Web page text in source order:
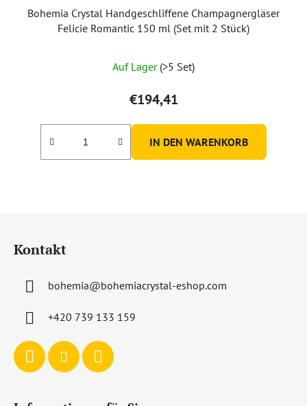
Bohemia Crystal Handgeschliffene Champagnergläser
Felicie Romantic 150 ml (Set mit 2 Stück)
Auf Lager (>5 Set)
€194,41
IN DEN WARENKORB
Kontakt
bohemia@bohemiacrystal-eshop.com
+420 739 133 159